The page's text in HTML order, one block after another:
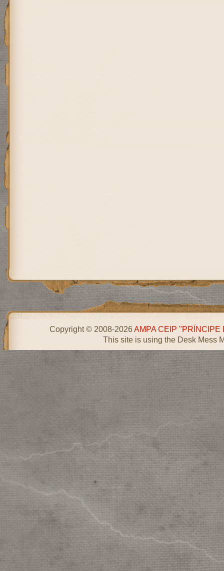
Copyright © 2008-2026AMPA CEIP "PRÍNCIPE
This site is using the Desk Mess